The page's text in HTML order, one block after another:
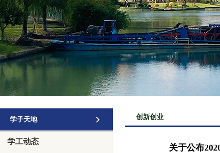
学子天地
学工动态
创新创业
关于公布